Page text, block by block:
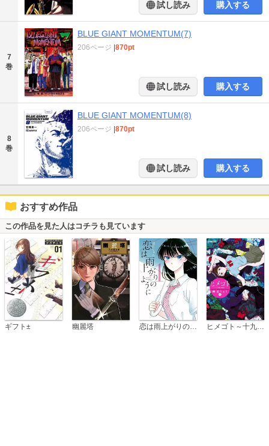
試し読み 購入する
7
巻
BLUE GIANT MOMENTUM(7)
206ページ 870pt
試し読み 購入する
8
巻
BLUE GIANT MOMENTUM(8)
206ページ 870pt
試し読み 購入する
おすすめ作品
この作品を見た人はコチラも見ています
ギフト± 幽麗塔 恋は雨上がりのように ヒメゴト～十九歳の制服～